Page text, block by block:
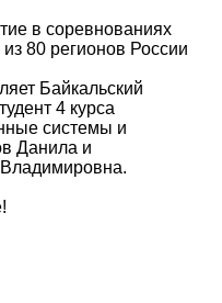
в соревнованиях
80 регионов России
Байкальский
4 курса
системы и
Данила и